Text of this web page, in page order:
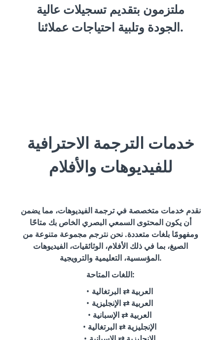
ملتزمون بتقديم تسجيلات عالية
الجودة وتلبية احتياجات عملائنا.
خدمات الترجمة الاحترافية
للفيديوهات والأفلام
نقدم خدمات متخصصة في ترجمة الفيديوهات، مما يضمن
أن يكون المحتوى السمعي البصري الخاص بك متاحًا
ومفهومًا بلغات متعددة. نحن نترجم مجموعة متنوعة من
الصيغ، بما في ذلك الأفلام، الوثائقيات، الفيديوهات
المؤسسية، التعليمية والترويجية.
اللغات المتاحة:
العربية ⇄ البرتغالية
العربية ⇄ الإنجليزية
العربية ⇄ الإسبانية
الإنجليزية ⇄ البرتغالية